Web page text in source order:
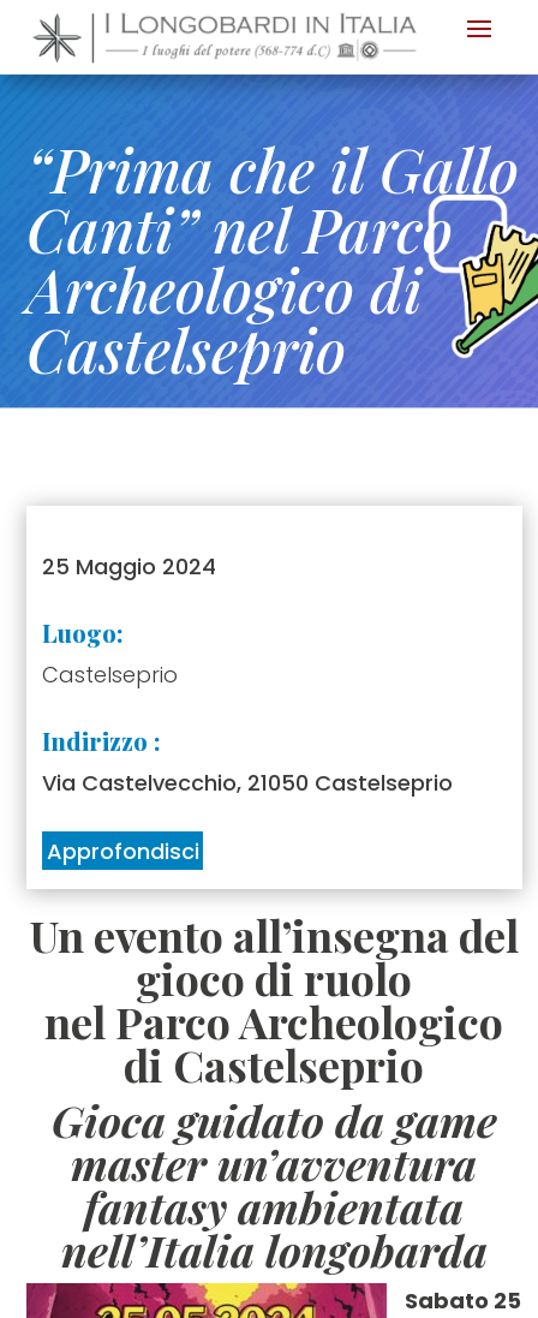
Nota:
questo
sito
include
sistema
accessibilità.
“Prima che il Gallo
Canti” nel Parco
Archeologico di
Castelseprio
Un evento all’insegna del
gioco di ruolo
nel Parco Archeologico
di Castelseprio
Gioca guidato da game
master un’avventura
fantasy ambientata
nell’Italia longobarda
Sabato 25
25 Maggio 2024
Luogo:
Castelseprio
Indirizzo :
Via Castelvecchio, 21050 Castelseprio
Approfondisci